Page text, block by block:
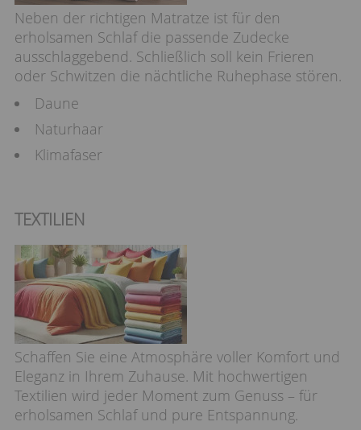
Neben der richtigen Matratze ist für den
erholsamen Schlaf die passende Zudecke
ausschlaggebend. Schließlich soll kein Frieren
oder Schwitzen die nächtliche Ruhephase stören.
Daune
Naturhaar
Klimafaser
TEXTILIEN
Schaffen Sie eine Atmosphäre voller Komfort und
Eleganz in Ihrem Zuhause. Mit hochwertigen
Textilien wird jeder Moment zum Genuss – für
erholsamen Schlaf und pure Entspannung.